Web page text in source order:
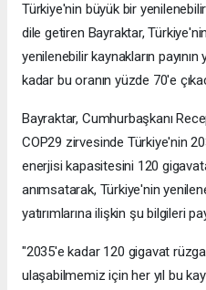
Türkiye'nin büyük bir
dile getiren Bayraktar,
yenilenebilir kaynakların
kadar bu oranın yüzde 70'e
Bayraktar, Cumhurbaşkanı
COP29 zirvesinde Türkiye'nin
enerjisi kapasitesini 120
anımsatarak, Türkiye'nin
yatırımlarına ilişkin şu bilgileri
"2035'e kadar 120 gigavat
ulaşabilmemiz için her yıl bu